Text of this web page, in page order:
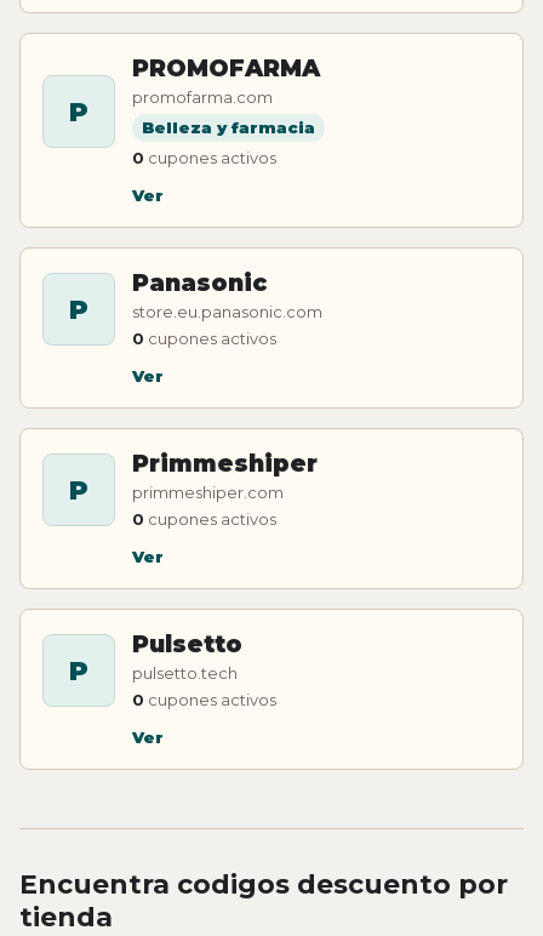
P
PROMOFARMA
promofarma.com
Belleza y farmacia
0 cupones activos
Ver
P
Panasonic
store.eu.panasonic.com
0 cupones activos
Ver
P
Primmeshiper
primmeshiper.com
0 cupones activos
Ver
P
Pulsetto
pulsetto.tech
0 cupones activos
Ver
Encuentra codigos descuento por
tienda